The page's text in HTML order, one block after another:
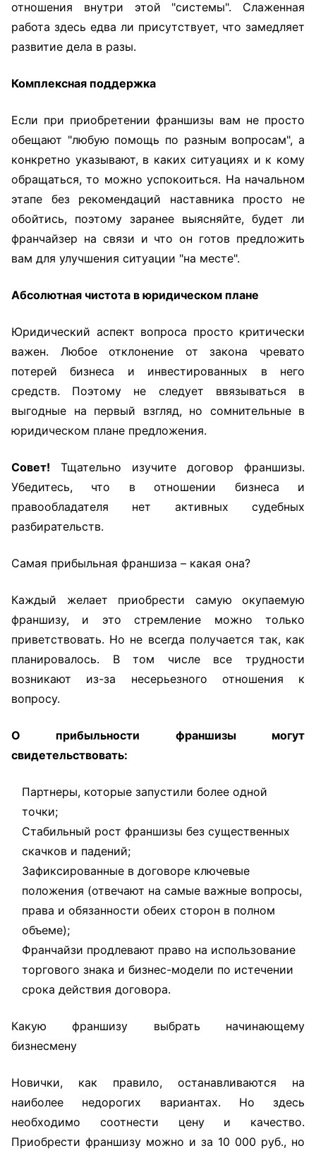
отношения внутри этой "системы". Слаженная
работа здесь едва ли присутствует, что замедляет
развитие дела в разы.
Комплексная поддержка
Если при приобретении франшизы вам не просто
обещают "любую помощь по разным вопросам", а
конкретно указывают, в каких ситуациях и к кому
обращаться, то можно успокоиться. На начальном
этапе без рекомендаций наставника просто не
обойтись, поэтому заранее выясняйте, будет ли
франчайзер на связи и что он готов предложить
вам для улучшения ситуации "на месте".
Абсолютная чистота в юридическом плане
Юридический аспект вопроса просто критически
важен. Любое отклонение от закона чревато
потерей бизнеса и инвестированных в него
средств. Поэтому не следует ввязываться в
выгодные на первый взгляд, но сомнительные в
юридическом плане предложения.
Совет! Тщательно изучите договор франшизы.
Убедитесь, что в отношении бизнеса и
правообладателя нет активных судебных
разбирательств.
Самая прибыльная франшиза – какая она?
Каждый желает приобрести самую окупаемую
франшизу, и это стремление можно только
приветствовать. Но не всегда получается так, как
планировалось. В том числе все трудности
возникают из-за несерьезного отношения к
вопросу.
О прибыльности франшизы могут
свидетельствовать:
Партнеры, которые запустили более одной
точки;
Стабильный рост франшизы без существенных
скачков и падений;
Зафиксированные в договоре ключевые
положения (отвечают на самые важные вопросы,
права и обязанности обеих сторон в полном
объеме);
Франчайзи продлевают право на использование
торгового знака и бизнес-модели по истечении
срока действия договора.
Какую франшизу выбрать начинающему
бизнесмену
Новички, как правило, останавливаются на
наиболее недорогих вариантах. Но здесь
необходимо соотнести цену и качество.
Приобрести франшизу можно и за 10 000 руб., но